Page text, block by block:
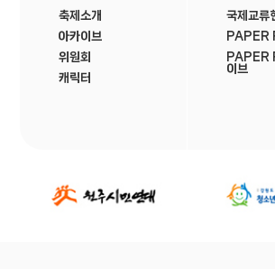
축제소개
아카이브
위원회
캐릭터
국제교류
PAPER
PAPER
이브